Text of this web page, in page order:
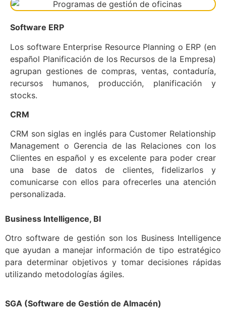
Software ERP
Los software Enterprise Resource Planning o ERP (en
español Planificación de los Recursos de la Empresa)
agrupan gestiones de compras, ventas, contaduría,
recursos humanos, producción, planificación y
stocks.
CRM
CRM son siglas en inglés para Customer Relationship
Management o Gerencia de las Relaciones con los
Clientes en español y es excelente para poder crear
una base de datos de clientes, fidelizarlos y
comunicarse con ellos para ofrecerles una atención
personalizada.
Business Intelligence, BI
Otro software de gestión son los Business Intelligence
que ayudan a manejar información de tipo estratégico
para determinar objetivos y tomar decisiones rápidas
utilizando metodologías ágiles.
SGA (Software de Gestión de Almacén)